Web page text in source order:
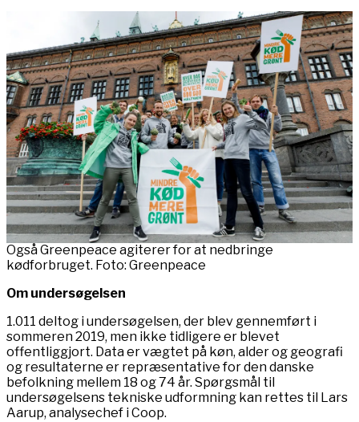
Også Greenpeace agiterer for at nedbringe
kødforbruget. Foto: Greenpeace
Om undersøgelsen
1.011 deltog i undersøgelsen, der blev gennemført i
sommeren 2019, men ikke tidligere er blevet
offentliggjort. Data er vægtet på køn, alder og geografi
og resultaterne er repræsentative for den danske
befolkning mellem 18 og 74 år. Spørgsmål til
undersøgelsens tekniske udformning kan rettes til Lars
Aarup, analysechef i Coop.